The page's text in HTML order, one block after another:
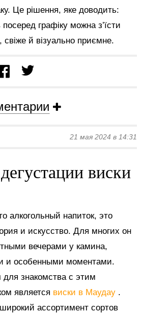
Це рішення, яке доводить:
графіку можна з’їсти
свіже й візуально приємне.
21 мая 2024 в 14:31
виски
алкогольный напиток, это
и искусство. Для многих он
вечерами у камина,
и особенными моментами.
знакомства с этим
является виски в Маудау .
ассортимент сортов